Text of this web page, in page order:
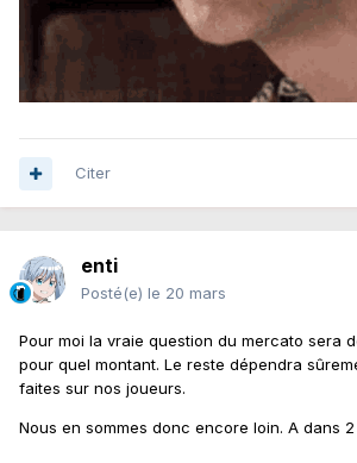
Citer
enti
Posté(e) le 20 mars
Pour moi la vraie question du mercato sera
pour quel montant. Le reste dépendra
faites sur nos joueurs.
Nous en sommes donc encore loin. A dans 2